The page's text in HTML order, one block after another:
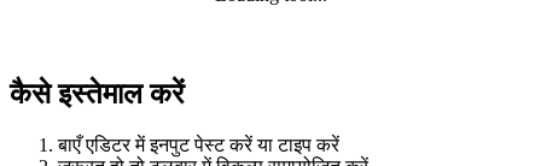
कैसे इस्तेमाल करें
बाएँ एडिटर में इनपुट पेस्ट करें या टाइप करें